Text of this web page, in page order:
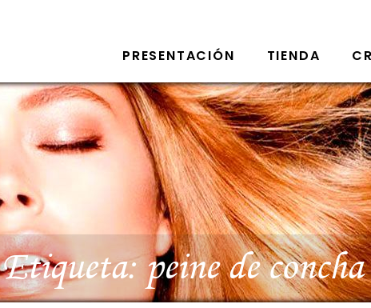
PRESENTACIÓN TIENDA
Etiqueta:peine de